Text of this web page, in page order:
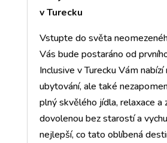
v Turecku
Vstupte do světa
Vás bude postaráno od
Inclusive v Turecku Vám
ubytování, ale také
plný skvělého jídla, relaxace a
dovolenou bez starostí a
nejlepší, co tato oblíbená